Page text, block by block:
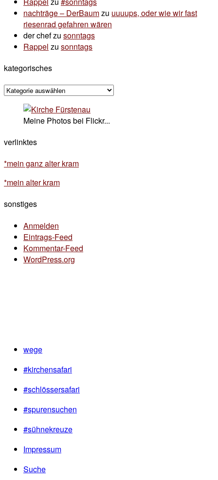
nachträge – DerBaumzu uuuups, oder wie wir fast
riesenrad gefahren wären
der chefzu sonntags
Rappel zu sonntags
kategorisches
kategorisches
Meine Photos bei Flickr...
verlinktes
*mein ganz alter kram
*mein alter kram
sonstiges
Anmelden
Eintrags-Feed
Kommentar-Feed
WordPress.org
wege
#kirchensafari
#schlössersafari
#spurensuchen
#sühnekreuze
Impressum
Suche